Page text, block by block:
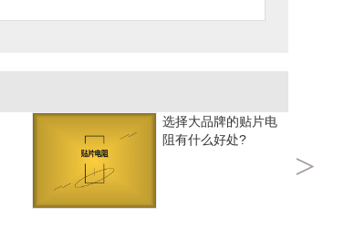
选择大品牌的贴片电
阻有什么好处?
>